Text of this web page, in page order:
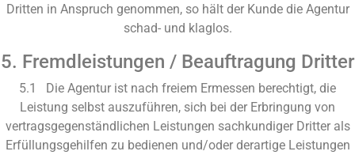
Dritten in Anspruch genommen, so hält der Kunde die Agentur
schad- und klaglos.
5. Fremdleistungen / Beauftragung Dritter
5.1 Die Agentur ist nach freiem Ermessen berechtigt, die
Leistung selbst auszuführen, sich bei der Erbringung von
vertragsgegenständlichen Leistungen sachkundiger Dritter als
Erfüllungsgehilfen zu bedienen und/oder derartige Leistungen